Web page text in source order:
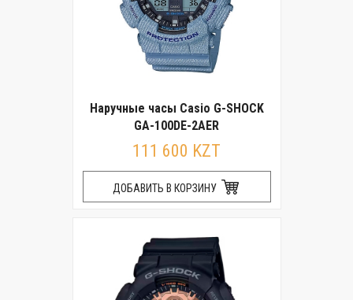
Наручные часы Casio G-SHOCK
GA-100DE-2AER
111 600 KZT
ДОБАВИТЬ В КОРЗИНУ